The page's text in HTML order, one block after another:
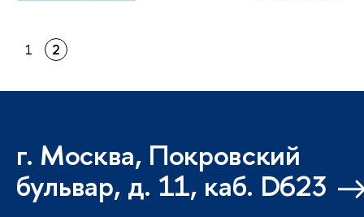
1 2
г. Москва, Покровский
бульвар, д. 11, каб. D623